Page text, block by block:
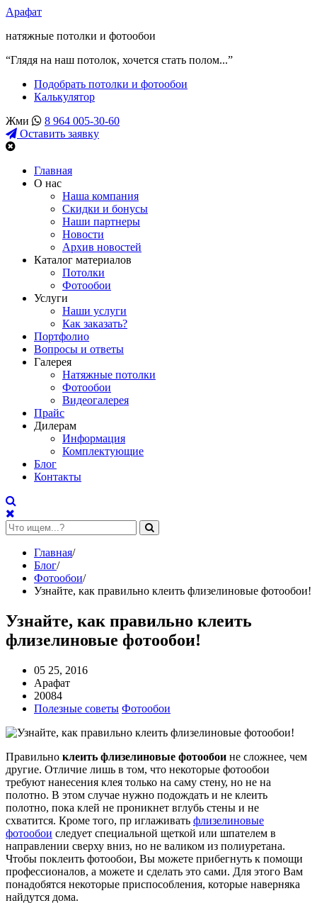
Арафат
натяжные потолки и фотообои
“Глядя на наш потолок, хочется стать полом...”
Подобрать потолки и фотообои
Калькулятор
Жми
8 964 005-30-60
Оставить заявку
Главная
О нас
Наша компания
Скидки и бонусы
Наши партнеры
Новости
Архив новостей
Каталог материалов
Потолки
Фотообои
Услуги
Наши услуги
Как заказать?
Портфолио
Вопросы и ответы
Галерея
Натяжные потолки
Фотообои
Видеогалерея
Прайс
Дилерам
Информация
Комплектующие
Блог
Контакты
Главная/
Блог/
Фотообои/
Узнайте, как правильно клеить флизелиновые фотообои!
Узнайте, как правильно клеить
флизелиновые фотообои!
05 25, 2016
Арафат
20084
Полезные советы Фотообои
Правильно клеить флизелиновые фотообои не сложнее, чем
другие. Отличие лишь в том, что некоторые фотообои
требуют нанесения клея только на саму стену, но не на
полотно. В этом случае нужно подождать и не клеить
полотно, пока клей не проникнет вглубь стены и не
схватится. Кроме того, пр иглаживать флизелиновые
фотообои следует специальной щеткой или шпателем в
направлении сверху вниз, но не валиком из полиуретана.
Чтобы поклеить фотообои, Вы можете прибегнуть к помощи
профессионалов, а можете и сделать это сами. Для этого Вам
понадобятся некоторые приспособления, которые наверняка
найдутся дома.